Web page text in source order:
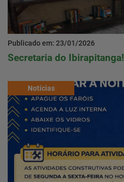
Publicado em: 23/01/2026
Secretaria do Ibirapitanga!
Notícias